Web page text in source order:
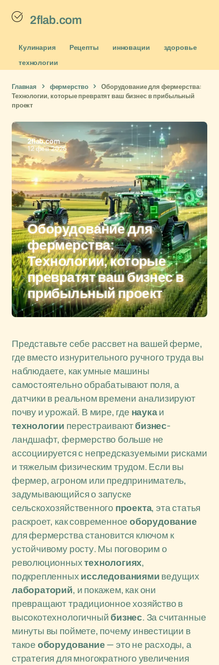
2flab.com
Кулинария Рецепты инновации
здоровье
технологии
Главная фермерство
Оборудование для фермерства:
Технологии, которые превратят ваш бизнес в прибыльный
проект
2flab.com
12 фев 2026
Оборудование для
фермерства:
Технологии, которые
превратят ваш бизнес в
прибыльный проект
Представьте себе рассвет на вашей ферме,
где вместо изнурительного ручного труда вы
наблюдаете, как умные машины
самостоятельно обрабатывают поля, а
датчики в реальном времени анализируют
почву и урожай. В мире, где наукаи
технологии перестраиваютбизнес-
ландшафт, фермерство больше не
ассоциируется с непредсказуемыми рисками
и тяжелым физическим трудом. Если вы
фермер, агроном или предприниматель,
задумывающийся о запуске
сельскохозяйственного проекта, эта статья
раскроет, как современноеоборудование
для фермерства становится ключом к
устойчивому росту. Мы поговорим о
революционныхтехнологиях,
подкрепленныхисследованиямиведущих
лабораторий, и покажем, как они
превращают традиционное хозяйство в
высокотехнологичныйбизнес. За считанные
минуты вы поймете, почему инвестиции в
такоеоборудование— это не расходы, а
стратегия для многократного увеличения